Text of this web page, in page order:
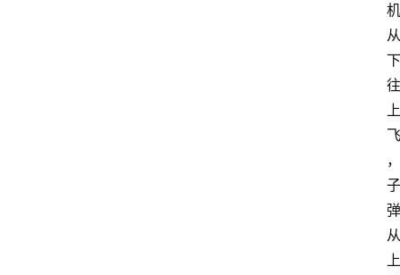
机
从
下
往
上
飞
，
子
弹
从
上